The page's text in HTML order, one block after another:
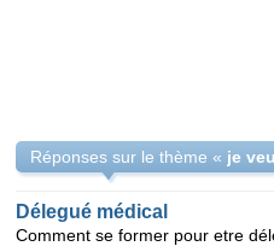
Réponses sur le thème «
Délegué médical